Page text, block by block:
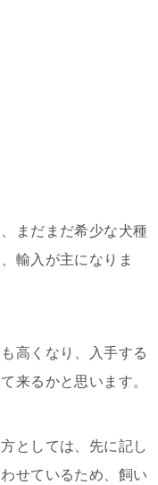
まだまだ希少な犬種
輸入が主になりま
高くなり、入手する
来るかと思います。
としては、先に記し
せているため、飼い